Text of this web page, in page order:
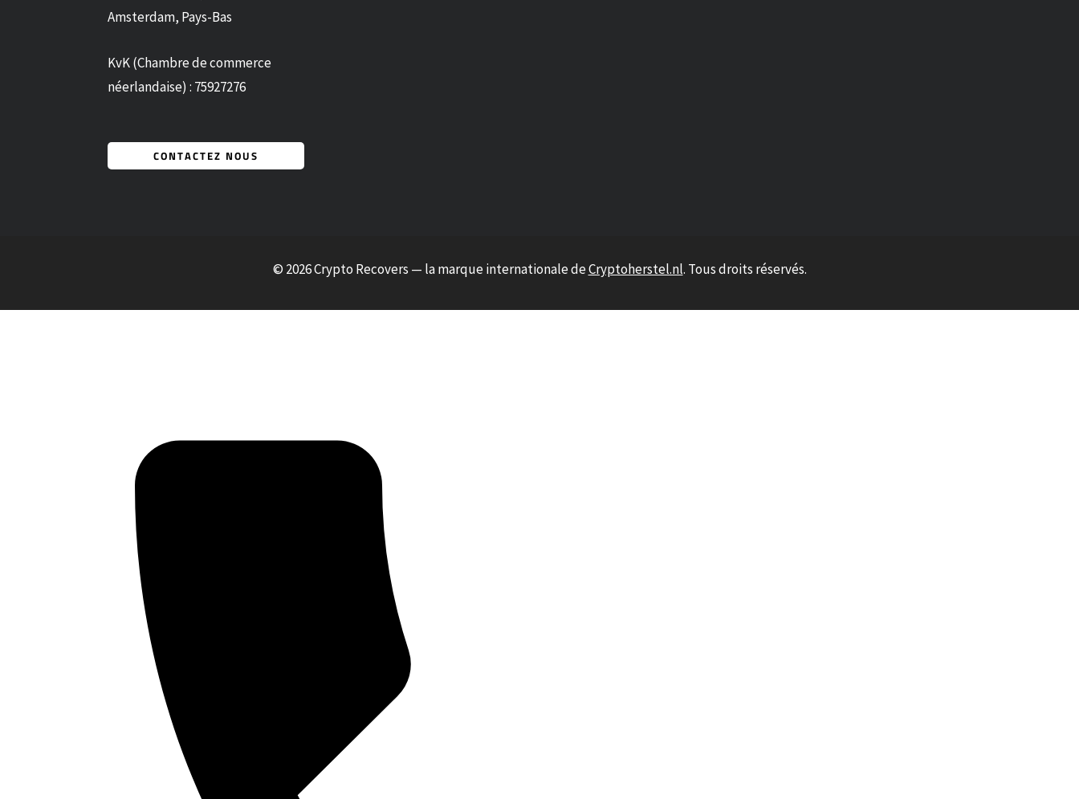
Amsterdam, Pays-Bas
KvK (Chambre de commerce
néerlandaise) : 75927276
CONTACTEZ NOUS
© 2026 Crypto Recovers — la marque internationale deCryptoherstel.nl. Tous droits réservés.